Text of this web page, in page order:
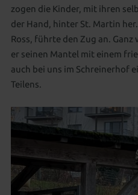
zogen die Kinder, mit ihren
der Hand, hinter St. Martin
Ross, führte den Zug an.
er seinen Mantel mit einem
auch bei uns im Schreinerhof
Teilens.